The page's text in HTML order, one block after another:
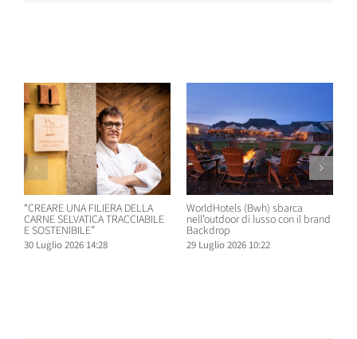
“CREARE UNA FILIERA DELLA
CARNE SELVATICA TRACCIABILE
E SOSTENIBILE”
30 Luglio 2026 14:28
WorldHotels (Bwh) sbarca
nell’outdoor di lusso con il brand
Backdrop
29 Luglio 2026 10:22